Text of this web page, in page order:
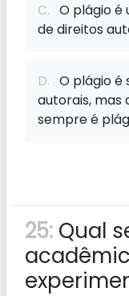
C. O plágio é
de direitos
D. O plágio é
autorais, mas
sempre é
25: Qual